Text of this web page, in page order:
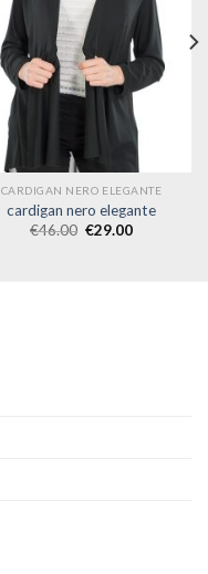
CARDIGAN NERO ELEGANTE
cardigan nero elegante
€46.00 €29.00